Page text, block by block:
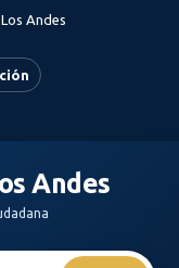
Andes
Andes